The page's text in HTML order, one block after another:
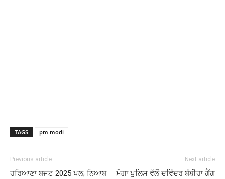
TAGS pm modi
Previous article
ਹਰਿਆਣਾ ਬਜਟ 2025 ਪਲ; ਨਿਆਬ
Next article
ਮੋਗਾ ਪੁਲਿਸ ਵੱਲੋਂ ਦਵਿੰਦਰ ਬੰਬੀਹਾ ਗੈਂਗ